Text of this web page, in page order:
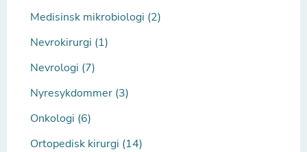
Medisinsk mikrobiologi (2)
Nevrokirurgi (1)
Nevrologi (7)
Nyresykdommer (3)
Onkologi (6)
Ortopedisk kirurgi (14)